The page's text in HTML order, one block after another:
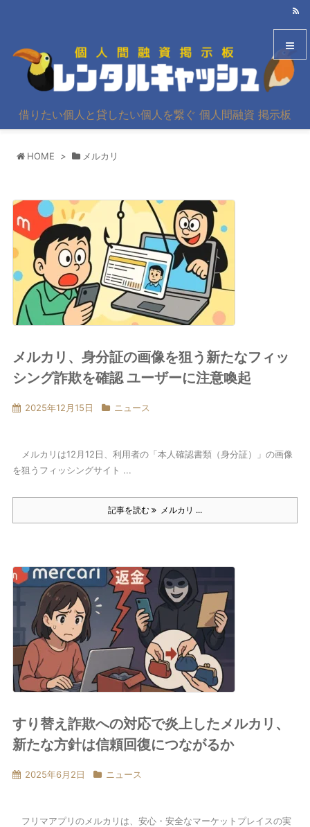
借りたい個人と貸したい個人を繋ぐ 個人間融資 掲示板
HOME > メルカリ
メルカリ、身分証の画像を狙う新たなフィッ
シング詐欺を確認 ユーザーに注意喚起
2025年12月15日 ニュース
メルカリは12月12日、利用者の「本人確認書類（身分証）」の画像
を狙うフィッシングサイト ...
記事を読む メルカリ ...
すり替え詐欺への対応で炎上したメルカリ、
新たな方針は信頼回復につながるか
2025年6月2日 ニュース
フリマアプリのメルカリは、安心・安全なマーケットプレイスの実